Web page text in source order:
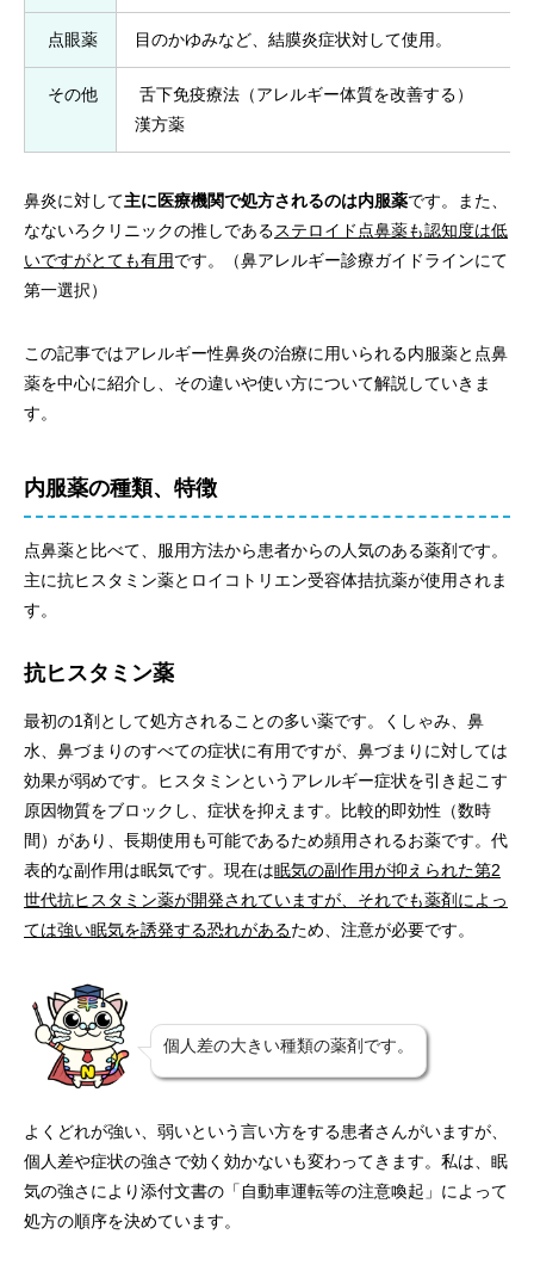
点眼薬 目のかゆみなど、結膜炎症状対して使用。
その他
舌下免疫療法（アレルギー体質を改善する）
漢方薬
鼻炎に対して主に医療機関で処方されるのは内服薬です。また、
なないろクリニックの推しであるステロイド点鼻薬も認知度は低
いですがとても有用です。（鼻アレルギー診療ガイドラインにて
第一選択）
この記事ではアレルギー性鼻炎の治療に用いられる内服薬と点鼻
薬を中心に紹介し、その違いや使い方について解説していきま
す。
内服薬の種類、特徴
点鼻薬と比べて、服用方法から患者からの人気のある薬剤です。
主に抗ヒスタミン薬とロイコトリエン受容体拮抗薬が使用されま
す。
抗ヒスタミン薬
最初の1剤として処方されることの多い薬です。くしゃみ、鼻
水、鼻づまりのすべての症状に有用ですが、鼻づまりに対しては
効果が弱めです。ヒスタミンというアレルギー症状を引き起こす
原因物質をブロックし、症状を抑えます。比較的即効性（数時
間）があり、長期使用も可能であるため頻用されるお薬です。代
表的な副作用は眠気です。現在は眠気の副作用が抑えられた第2
世代抗ヒスタミン薬が開発されていますが、それでも薬剤によっ
ては強い眠気を誘発する恐れがあるため、注意が必要です。
個人差の大きい種類の薬剤です。
よくどれが強い、弱いという言い方をする患者さんがいますが、
個人差や症状の強さで効く効かないも変わってきます。私は、眠
気の強さにより添付文書の「自動車運転等の注意喚起」によって
処方の順序を決めています。